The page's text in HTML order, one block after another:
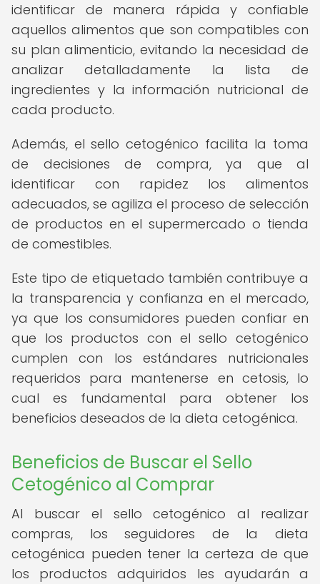
identificar de manera rápida y confiable
aquellos alimentos que son compatibles con
su plan alimenticio, evitando la necesidad de
analizar detalladamente la lista de
ingredientes y la información nutricional de
cada producto.
Además, el sello cetogénico facilita la toma
de decisiones de compra, ya que al
identificar con rapidez los alimentos
adecuados, se agiliza el proceso de selección
de productos en el supermercado o tienda
de comestibles.
Este tipo de etiquetado también contribuye a
la transparencia y confianza en el mercado,
ya que los consumidores pueden confiar en
que los productos con el sello cetogénico
cumplen con los estándares nutricionales
requeridos para mantenerse en cetosis, lo
cual es fundamental para obtener los
beneficios deseados de la dieta cetogénica.
Beneficios de Buscar el Sello
Cetogénico al Comprar
Al buscar el sello cetogénico al realizar
compras, los seguidores de la dieta
cetogénica pueden tener la certeza de que
los productos adquiridos les ayudarán a